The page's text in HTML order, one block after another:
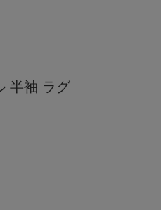
半袖 ラグ